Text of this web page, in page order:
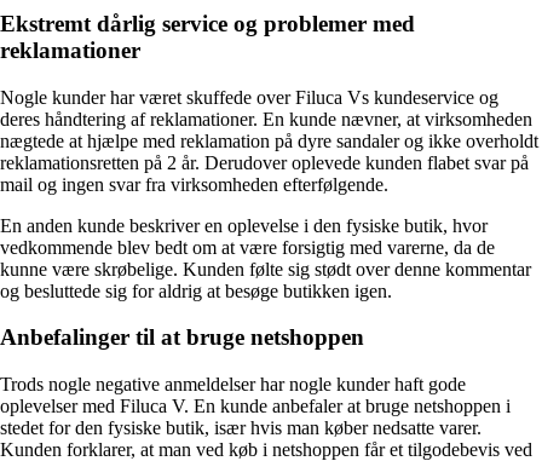
Ekstremt dårlig service og problemer med
reklamationer
Nogle kunder har været skuffede over Filuca Vs kundeservice og
deres håndtering af reklamationer. En kunde nævner, at virksomheden
nægtede at hjælpe med reklamation på dyre sandaler og ikke overholdt
reklamationsretten på 2 år. Derudover oplevede kunden flabet svar på
mail og ingen svar fra virksomheden efterfølgende.
En anden kunde beskriver en oplevelse i den fysiske butik, hvor
vedkommende blev bedt om at være forsigtig med varerne, da de
kunne være skrøbelige. Kunden følte sig stødt over denne kommentar
og besluttede sig for aldrig at besøge butikken igen.
Anbefalinger til at bruge netshoppen
Trods nogle negative anmeldelser har nogle kunder haft gode
oplevelser med Filuca V. En kunde anbefaler at bruge netshoppen i
stedet for den fysiske butik, især hvis man køber nedsatte varer.
Kunden forklarer, at man ved køb i netshoppen får et tilgodebevis ved